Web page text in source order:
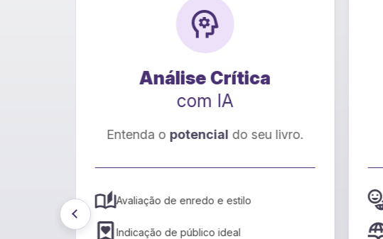
Análise Crítica
com IA
Entenda opotencial do seu livro.
Avaliação de enredo e estilo
Indicação de público ideal